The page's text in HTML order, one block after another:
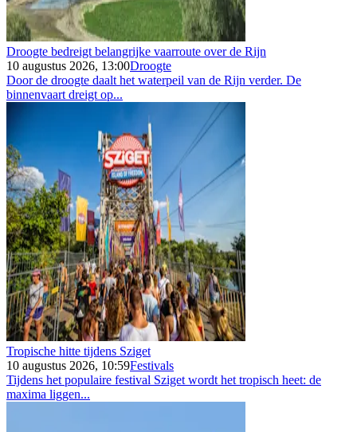
Droogte bedreigt belangrijke vaarroute over de Rijn
10 augustus 2026, 13:00Droogte
Door de droogte daalt het waterpeil van de Rijn verder. De
binnenvaart dreigt op...
Tropische hitte tijdens Sziget
10 augustus 2026, 10:59Festivals
Tijdens het populaire festival Sziget wordt het tropisch heet: de
maxima liggen...